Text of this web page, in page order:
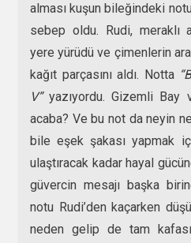
alması kuşun bileğindeki
sebep oldu. Rudi, meraklı
yere yürüdü ve çimenlerin
kağıt parçasını aldı. Notta
V”yazıyordu. Gizemli Bay
acaba? Ve bu not da neyin
bile eşek şakası yapmak
ulaştıracak kadar hayal
güvercin mesajı başka
notu Rudi’den kaçarken
neden gelip de tam